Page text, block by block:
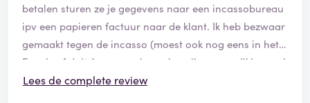
betalen sturen ze je gegevens naar een incassobureau
ipv een papieren factuur naar de klant. Ik heb bezwaar
gemaakt tegen de incasso (moest ook nog eens in het
Engels of duits) en vervolgens kom ik na een dikke week
met een ziek kind uit het ziekenhuis en vind ik een brief
Lees de complete review